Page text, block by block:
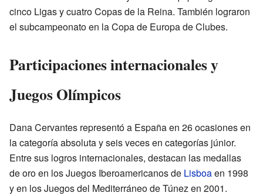
cinco Ligas y cuatro Copas de la Reina. También lograron
el subcampeonato en la Copa de Europa de Clubes.
Participaciones internacionales y
Juegos Olímpicos
Dana Cervantes representó a España en 26 ocasiones en
la categoría absoluta y seis veces en categorías júnior.
Entre sus logros internacionales, destacan las medallas
de oro en los Juegos Iberoamericanos de Lisboaen 1998
y en los Juegos del Mediterráneo de Túnez en 2001.